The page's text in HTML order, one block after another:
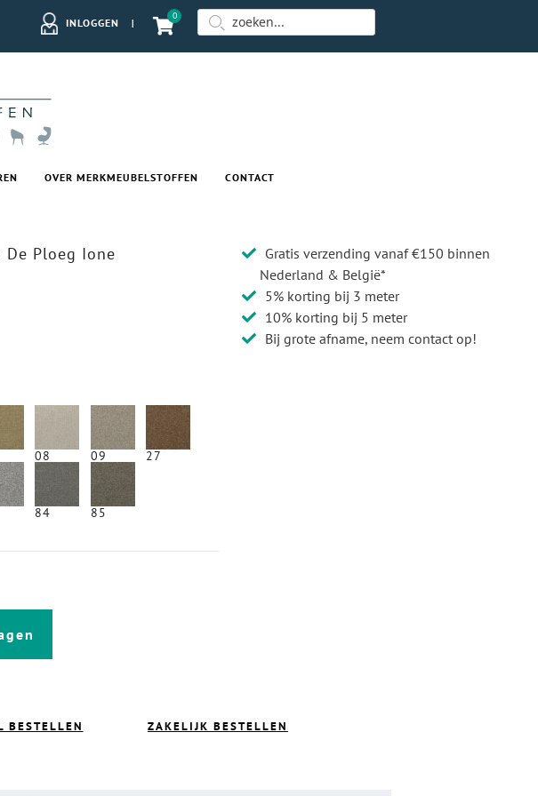
INLOGGEN |
0
OVER MERKMEUBELSTOFFEN CONTACT
De Ploeg Ione
08 09 27
84 85
Gratis verzending vanaf €150 binnen
Nederland & België*
5% korting bij 3 meter
10% korting bij 5 meter
Bij grote afname, neem contact op!
BESTELLEN ZAKELIJK BESTELLEN